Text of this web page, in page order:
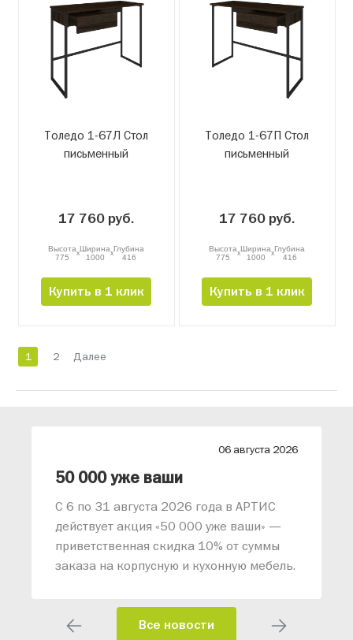
Толедо 1-67Л Стол
письменный
17 760 руб.
Высота
775
xШирина
1000
xГлубина
416
Купить в 1 клик
Толедо 1-67П Стол
письменный
17 760 руб.
Высота
775
xШирина
1000
xГлубина
416
Купить в 1 клик
1 2 Далее
06 августа 2026
50 000 уже ваши
С 6 по 31 августа 2026 года в АРТИС
действует акция «50 000 уже ваши» —
приветственная скидка 10% от суммы
заказа на корпусную и кухонную мебель.
Все новости